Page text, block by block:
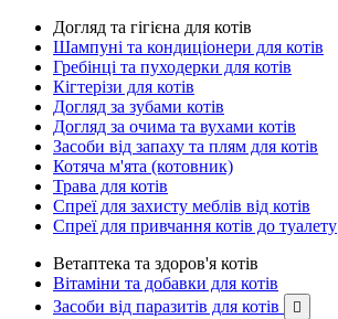
Догляд та гігієна для котів
Шампуні та кондиціонери для котів
Гребінці та пуходерки для котів
Кігтерізи для котів
Догляд за зубами котів
Догляд за очима та вухами котів
Засоби від запаху та плям для котів
Котяча м'ята (котовник)
Трава для котів
Спреї для захисту меблів від котів
Спреї для привчання котів до туалету
Ветаптека та здоров'я котів
Вітаміни та добавки для котів
Засоби від паразитів для котів
